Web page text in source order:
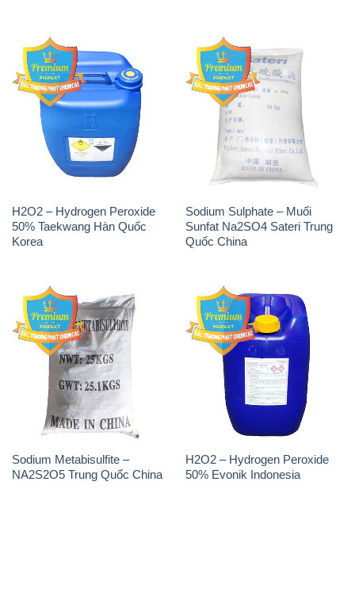
H2O2 – Hydrogen Peroxide
50% Taekwang Hàn Quốc
Korea
Sodium Sulphate – Muối
Sunfat Na2SO4 Sateri Trung
Quốc China
Sodium Metabisulfite –
NA2S2O5 Trung Quốc China
H2O2 – Hydrogen Peroxide
50% Evonik Indonesia